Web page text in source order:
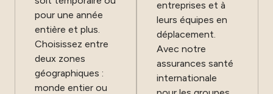
pour une année
entière et plus.
Choisissez entre
deux zones
géographiques :
monde entier ou
entreprises et à
leurs équipes en
déplacement.
Avec notre
assurances santé
internationale